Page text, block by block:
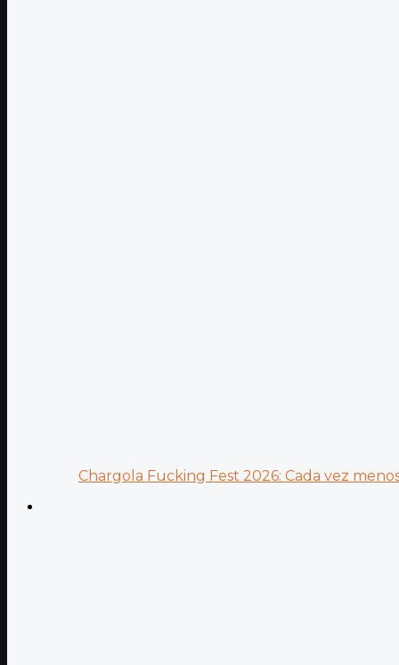
Chargola Fucking Fest 2026: Cada vez